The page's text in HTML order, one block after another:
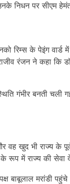
निधन पर सीएम
रिम्स के पेइंग वार्ड
रंजन ने कहा कि
गंभीर बनती चली
वह खुद भी राज्य के
के रूप में राज्य की
बाबूलाल मरांडी